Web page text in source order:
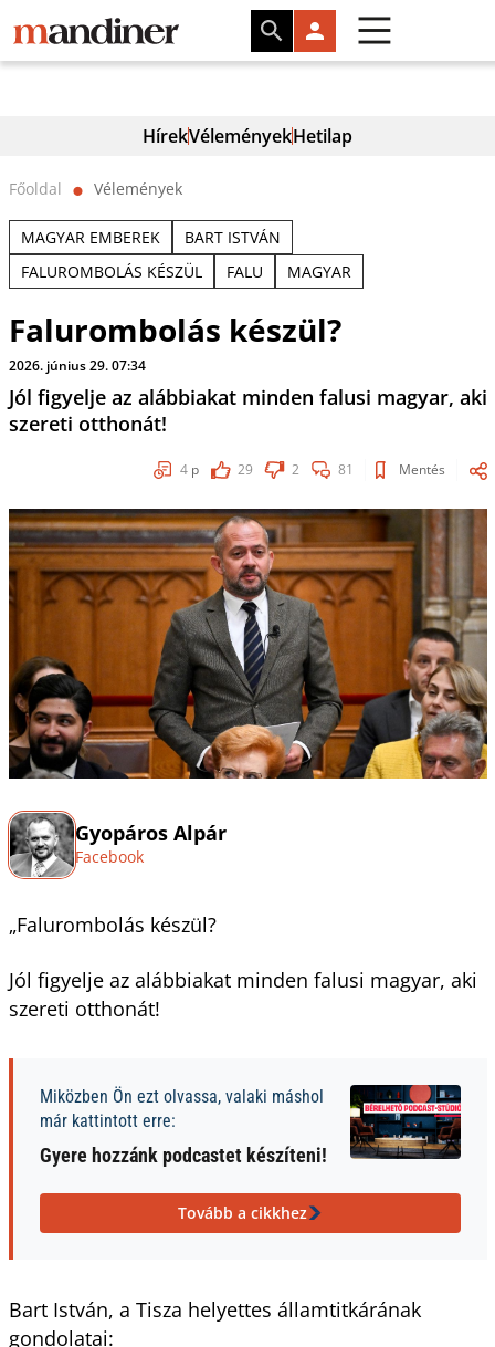
HírekVéleményekHetilap
Főoldal ⬤ Vélemények
MAGYAR EMBEREK
BART ISTVÁN
FALUROMBOLÁS KÉSZÜL
FALU MAGYAR
Falurombolás készül?
2026. június 29. 07:34
Jól figyelje az alábbiakat minden falusi magyar, aki
szereti otthonát!
4 p 29 2 81 Mentés
Gyopáros Alpár
Facebook
„Falurombolás készül?
Jól figyelje az alábbiakat minden falusi magyar, aki
szereti otthonát!
Miközben Ön ezt olvassa, valaki máshol
már kattintott erre:
Gyere hozzánk podcastet készíteni!
Tovább a cikkhez
Bart István, a Tisza helyettes államtitkárának
gondolatai: